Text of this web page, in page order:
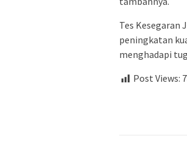
Tes Kesegaran
peningkatan
menghadapi
Post Views: